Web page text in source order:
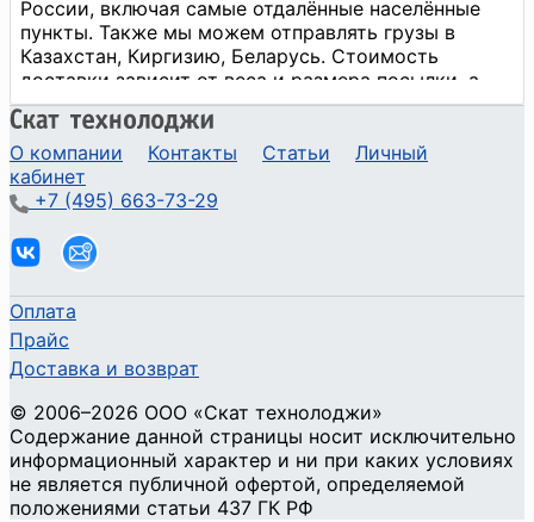
О компании Контакты Статьи
Личный
кабинет
+7 (495) 663-73-29
Оплата
Прайс
Доставка и возврат
© 2006–2026 ООО «Скат технолоджи»
Содержание данной страницы носит исключительно
информационный характер и ни при каких условиях
не является публичной офертой, определяемой
положениями статьи 437 ГК РФ